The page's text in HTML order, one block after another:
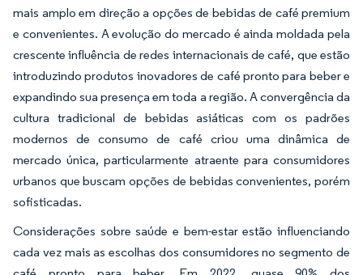
mais amplo em direção a opções de bebidas de café premium
e convenientes. A evolução do mercado é ainda moldada pela
crescente influência de redes internacionais de café, que estão
introduzindo produtos inovadores de café pronto para beber e
expandindo sua presença em toda a região. A convergência da
cultura tradicional de bebidas asiáticas com os padrões
modernos de consumo de café criou uma dinâmica de
mercado única, particularmente atraente para consumidores
urbanos que buscam opções de bebidas convenientes, porém
sofisticadas.
Considerações sobre saúde e bem-estar estão influenciando
cada vez mais as escolhas dos consumidores no segmento de